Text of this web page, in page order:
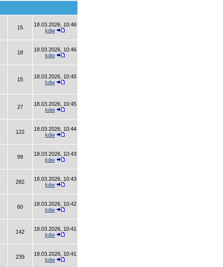
15
18.03.2026, 10:46
kdw
18
18.03.2026, 10:46
kdw
15
18.03.2026, 10:45
kdw
27
18.03.2026, 10:45
kdw
122
18.03.2026, 10:44
kdw
99
18.03.2026, 10:43
kdw
282
18.03.2026, 10:43
kdw
60
18.03.2026, 10:42
kdw
142
18.03.2026, 10:41
kdw
239
18.03.2026, 10:41
kdw